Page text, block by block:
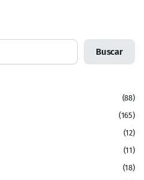
Buscar
(88)
(165)
(12)
(11)
(18)